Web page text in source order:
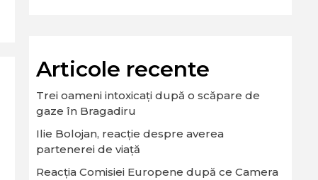
Articole recente
Trei oameni intoxicați după o scăpare de
gaze în Bragadiru
Ilie Bolojan, reacție despre averea
partenerei de viață
Reacția Comisiei Europene după ce Camera